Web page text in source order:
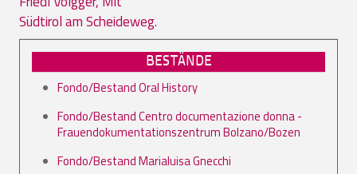
Südtirol am Scheideweg.
BESTÄNDE
Fondo/Bestand Oral History
Fondo/Bestand Centro documentazione donna -
Frauendokumentationszentrum Bolzano/Bozen
Fondo/Bestand Marialuisa Gnecchi